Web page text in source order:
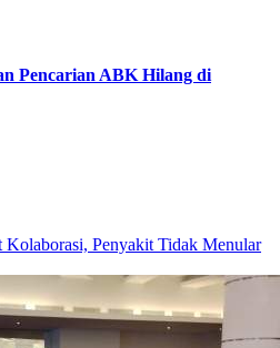
Pencarian ABK Hilang di
Kolaborasi, Penyakit Tidak Menular